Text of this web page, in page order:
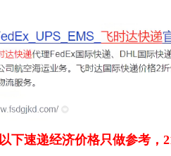
以下速递经济价格只做参考，